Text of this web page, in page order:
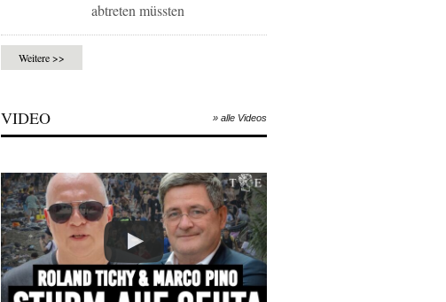
abtreten müssten
Weitere >>
VIDEO » alle Videos